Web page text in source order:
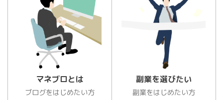
マネブロとは
ブログをはじめたい方
副業を選びたい
副業をはじめたい方